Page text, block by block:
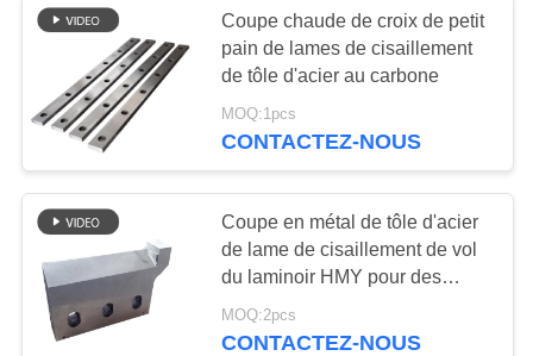
LES
AFFAIRES
DEMANDEZ
UN DEVIS
PLAN
DU
SITE
Coupe chaude de croix de petit
pain de lames de cisaillement
de tôle d'acier au carbone
MOQ:1pcs
CONTACTEZ-NOUS
Coupe en métal de tôle d'acier
de lame de cisaillement de vol
du laminoir HMY pour des
Rebars
MOQ:2pcs
CONTACTEZ-NOUS